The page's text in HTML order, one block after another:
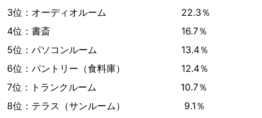
3位：オーディオルーム 22.3％
4位：書斎 16.7％
5位：パソコンルーム 13.4％
6位：パントリー（食料庫） 12.4％
7位：トランクルーム 10.7％
8位：テラス（サンルーム） 9.1％